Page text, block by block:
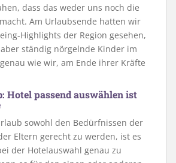
dass das weder uns noch die
Am Urlaubsende hatten wir
Highlights der Region gesehen,
ständig nörgelnde Kinder im
wie wir, am Ende ihrer Kräfte
Hotel passend auswählen ist
sowohl den Bedürfnissen der
Eltern gerecht zu werden, ist es
der Hotelauswahl genau zu